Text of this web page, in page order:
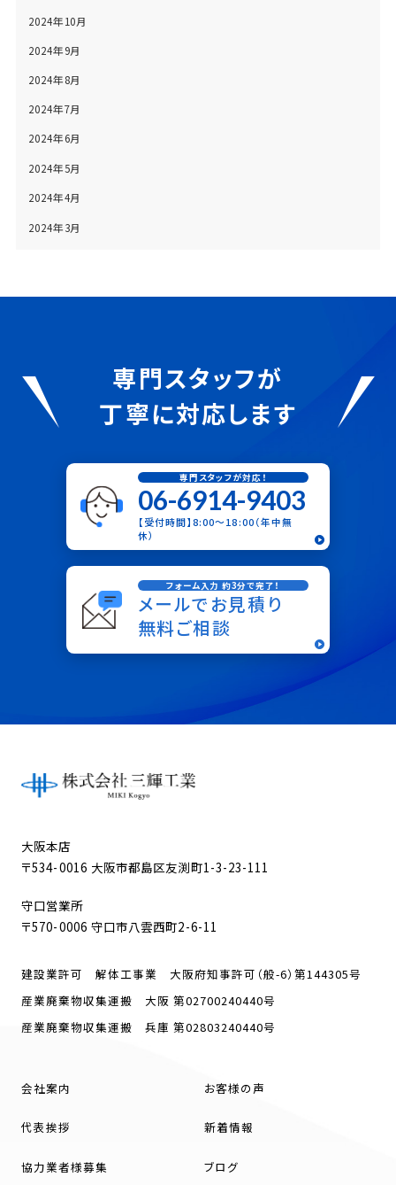
2024年10月
2024年9月
2024年8月
2024年7月
2024年6月
2024年5月
2024年4月
2024年3月
専門スタッフが
丁寧に対応します
専門スタッフが対応！
06-6914-9403
【受付時間】8:00〜18:00（年中無
休）
フォーム入力 約3分で完了！
メールでお見積り
無料ご相談
大阪本店
〒534-0016 大阪市都島区友渕町1-3-23-111
守口営業所
〒570-0006 守口市八雲西町2-6-11
建設業許可 解体工事業 大阪府知事許可（般-6）第144305号
産業廃棄物収集運搬 大阪 第02700240440号
産業廃棄物収集運搬 兵庫 第02803240440号
会社案内
代表挨拶
協力業者様募集
お客様の声
新着情報
ブログ